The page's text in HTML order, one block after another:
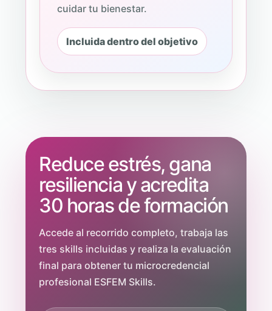
cuidar tu bienestar.
Incluida dentro del objetivo
Reduce estrés, gana
resiliencia y acredita
30 horas de formación
Accede al recorrido completo, trabaja las
tres skills incluidas y realiza la evaluación
final para obtener tu microcredencial
profesional ESFEM Skills.